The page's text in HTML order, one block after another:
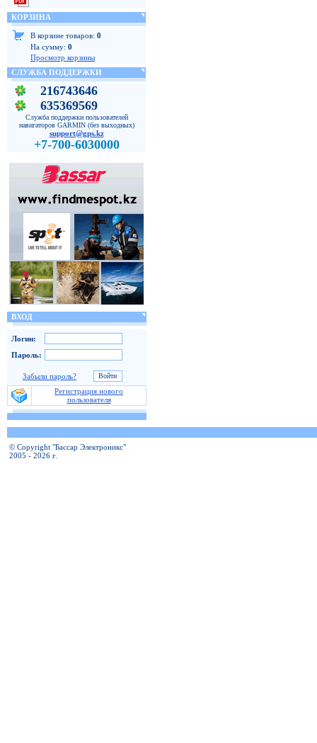
КОРЗИНА
В корзине товаров: 0
На сумму: 0
Просмотр корзины
СЛУЖБА ПОДДЕРЖКИ
216743646
635369569
Служба поддержки пользователей
навигаторов GARMIN (без выходных)
support@gps.kz
+7-700-6030000
ВХОД
Логин:
Пароль:
Забыли пароль?
Регистрация нового
пользователя
© Copyright "Бассар Электроникс"
2005 - 2026 г.